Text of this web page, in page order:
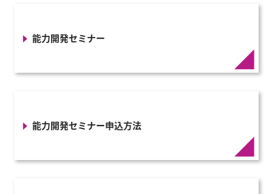
能力開発セミナー
能力開発セミナー申込方法